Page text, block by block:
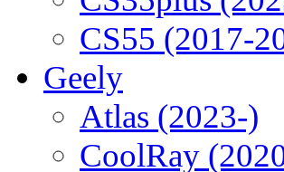
CS55 (2017-
Geely
Atlas (2023-)
CoolRay